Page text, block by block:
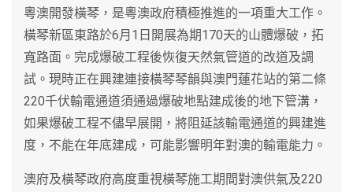
粵澳開發橫琴，是粵澳政府積極推進的一項重大工作。
橫琴新區東路於6月1日開展為期170天的山體爆破，拓
寬路面。完成爆破工程後恢復天然氣管道的改道及調
試。現時正在興建連接橫琴琴韻與澳門蓮花站的第二條
220千伏輸電通道須通過爆破地點建成後的地下管溝，
如果爆破工程不儘早展開，將阻延該輸電通道的興建進
度，不能在年底建成，可能影響明年對澳的輸電能力。
澳府及橫琴政府高度重視橫琴施工期間對澳供氣及220